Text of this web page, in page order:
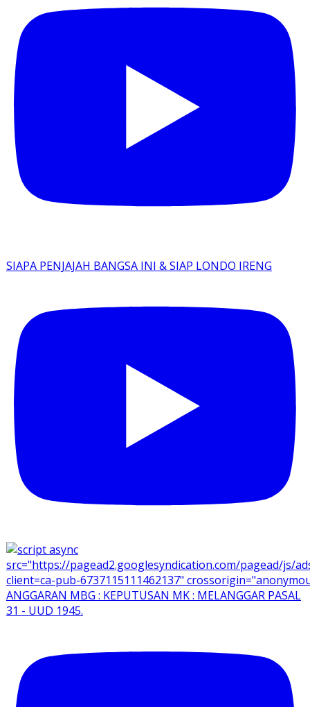
SIAPA PENJAJAH BANGSA INI & SIAP LONDO IRENG
ANGGARAN MBG : KEPUTUSAN MK : MELANGGAR PASAL
31 - UUD 1945.